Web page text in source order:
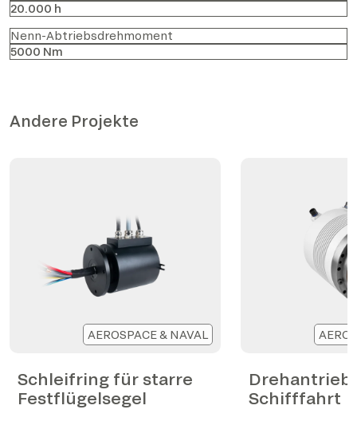
20.000 h
Nenn-Abtriebsdrehmoment
5000 Nm
Andere Projekte
AEROSPACE & NAVAL
Schleifring für starre
Festflügelsegel
Drehantrieb
Schifffahrt